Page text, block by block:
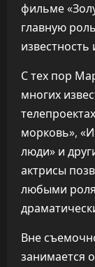
фильме
главную
С тех пор
многих
морковь»,
люди» и
актрисы
любыми
Вне
занимается